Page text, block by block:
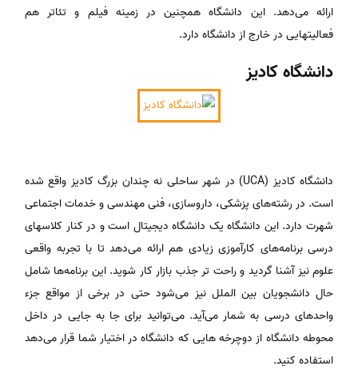
ارائه می‌دهد. این دانشگاه همچنین در زمینه فیلم و تئاتر هم
فعالیتهایی در خارج از دانشگاه دارد.
دانشگاه کادیز
دانشگاه کادیز (UCA) در شهر ساحلی نه چندان بزرگ کادیز واقع شده
است. در رشته‌های پزشکی، داروسازی، فنی مهندسی و خدمات اجتماعی
شهرت دارد. این دانشگاه یک دانشگاه دیجیتال است و در کنار کلاسهای
درسی برنامه‌های کارآموزی زیادی هم ارائه می‌دهد تا با تجربه واقعی
علوم نیز آشنا گردید و راحت تر جذب بازار کار شوید. این برنامه‌‌ها شامل
حال دانشجویان بین الملل نیز می‌شود حتی در برخی از مواقع جزء
واحدهای درسی به شمار می‌آید. می‌توانید برای جا به جایی در داخل
محوطه دانشگاه از دوچرخه هایی که دانشگاه در اختیار شما قرار می‌دهد
استفاده کنید.